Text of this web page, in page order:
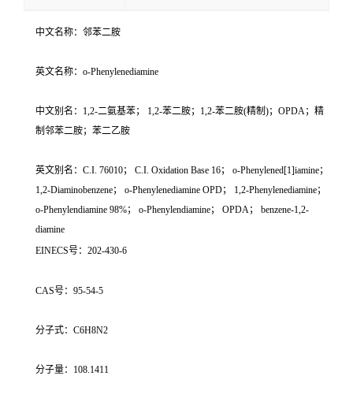
中文名称：邻苯二胺
英文名称：o-Phenylenediamine
中文别名：1,2-二氨基苯； 1,2-苯二胺；1,2-苯二胺(精制)；OPDA；精
制邻苯二胺；苯二乙胺
英文别名：C.I. 76010； C.I. Oxidation Base 16； o-Phenylened[1]iamine；
1,2-Diaminobenzene； o-Phenylenediamine OPD； 1,2-Phenylenediamine；
o-Phenylendiamine 98%； o-Phenylendiamine； OPDA； benzene-1,2-
diamine
EINECS号：202-430-6
CAS号：95-54-5
分子式：C6H8N2
分子量：108.1411